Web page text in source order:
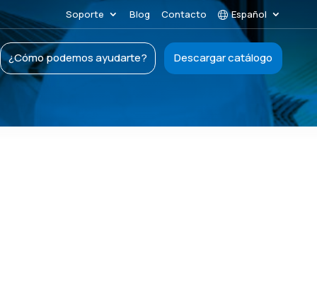
Soporte Blog Contacto Español
¿Cómo podemos ayudarte? Descargar catálogo